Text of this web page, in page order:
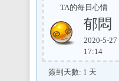
TA的每日心情
郁悶
2020-5-27
17:14
簽到天數: 1 天